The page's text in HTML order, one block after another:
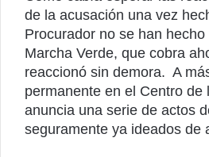
de la acusación una vez
Procurador no se han
Marcha Verde, que cobra
reaccionó sin demora. A
permanente en el Centro de
anuncia una serie de actos
seguramente ya ideados de